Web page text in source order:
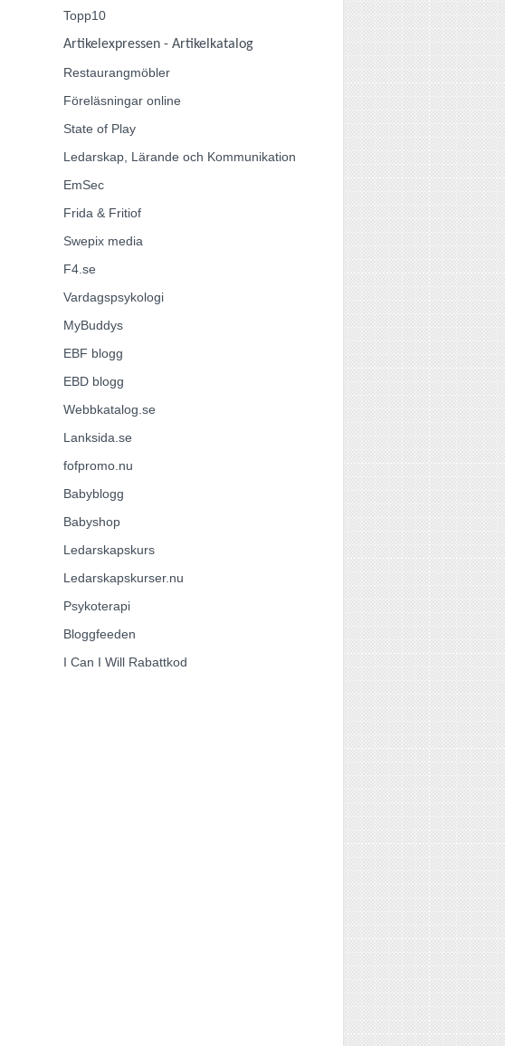
Topp10
Artikelexpressen - Artikelkatalog
Restaurangmöbler
Föreläsningar online
State of Play
Ledarskap, Lärande och Kommunikation
EmSec
Frida & Fritiof
Swepix media
F4.se
Vardagspsykologi
MyBuddys
EBF blogg
EBD blogg
Webbkatalog.se
Lanksida.se
fofpromo.nu
Babyblogg
Babyshop
Ledarskapskurs
Ledarskapskurser.nu
Psykoterapi
Bloggfeeden
I Can I Will Rabattkod